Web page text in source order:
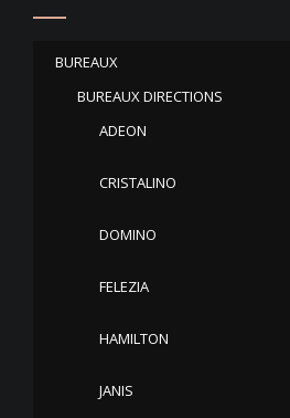
BUREAUX
BUREAUX DIRECTIONS
ADEON
CRISTALINO
DOMINO
FELEZIA
HAMILTON
JANIS